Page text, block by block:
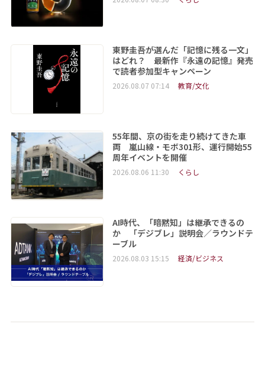
東野圭吾が選んだ「記憶に残る一文」
はどれ？ 最新作『永遠の記憶』発売
で読者参加型キャンペーン
2026.08.07 07:14 教育/文化
55年間、京の街を走り続けてきた車
両 嵐山線・モボ301形、運行開始55
周年イベントを開催
2026.08.06 11:30 くらし
AI時代、「暗黙知」は継承できるの
か 「デジブレ」説明会／ラウンドテ
ーブル
2026.08.03 15:15 経済/ビジネス